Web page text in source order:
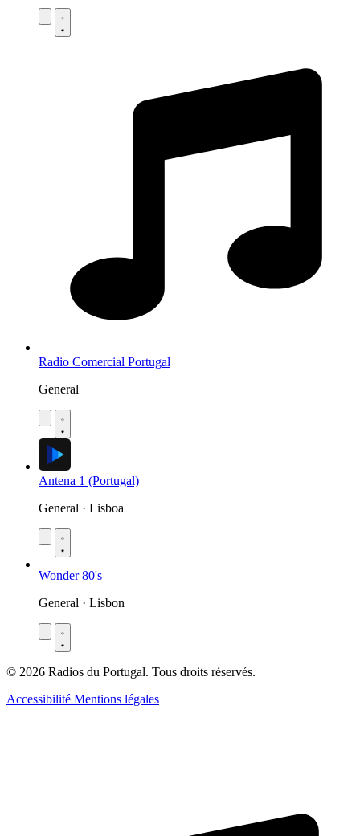
Radio Comercial Portugal
General
Antena 1 (Portugal)
General · Lisboa
Wonder 80's
General · Lisbon
© 2026 Radios du Portugal. Tous droits réservés.
Accessibilité Mentions légales